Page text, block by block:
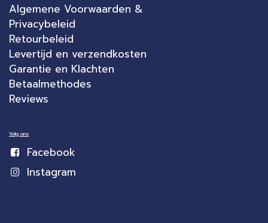
Algemene Voorwaarden &
Privacybeleid
Retourbeleid
Levertijd en verzendkosten
Garantie en Klachten
Betaalmethodes
Reviews
Volg ons
Facebook
Instagram